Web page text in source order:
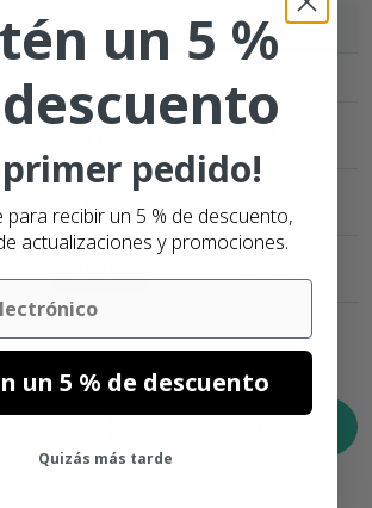
Descuento Por unidad
11.76%
un 5 %
primer pedido!
para recibir un 5 % de descuento,
actualizaciones y promociones.
un 5 % de descuento
Quizás más tarde